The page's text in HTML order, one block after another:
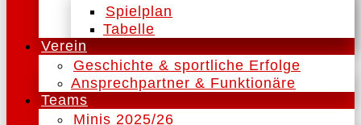
Spielplan
Tabelle
Verein
Geschichte & sportliche Erfolge
Ansprechpartner & Funktionäre
Teams
Minis 2025/26